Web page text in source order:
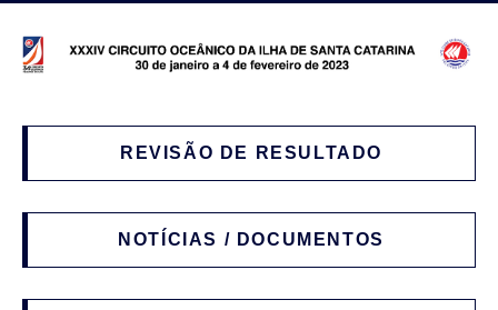
REVISÃO DE RESULTADO
NOTÍCIAS / DOCUMENTOS